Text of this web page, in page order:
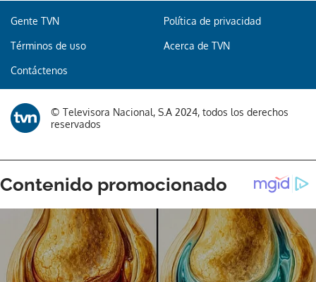
ACEPTAR
Gente TVN Política de privacidad
Términos de uso Acerca de TVN
Contáctenos
© Televisora Nacional, S.A 2024, todos los derechos
reservados